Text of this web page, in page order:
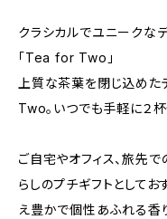
クラシカルでユニークな
「Tea for Two」
上質な茶葉を閉じ込め
Two。いつでも手軽に２
ご自宅やオフィス、旅先で
らしのプチギフトとして
え豊かで個性あふれる香